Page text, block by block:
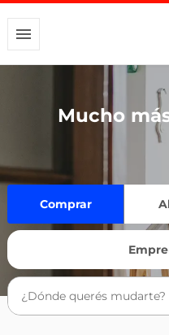
Mucho
Comprar